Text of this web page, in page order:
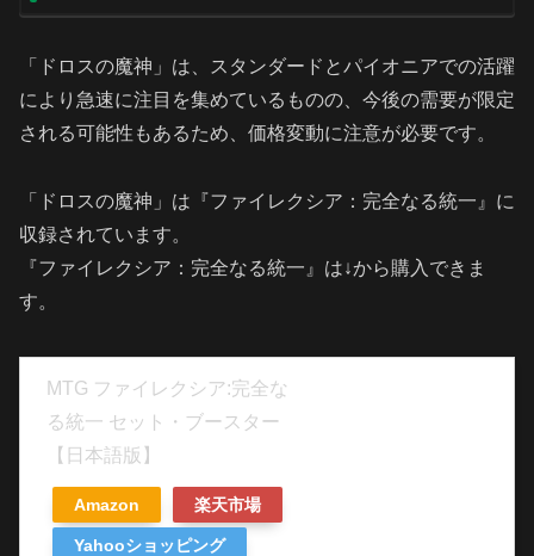
「ドロスの魔神」は、スタンダードとパイオニアでの活躍
により急速に注目を集めているものの、今後の需要が限定
される可能性もあるため、価格変動に注意が必要です。
「ドロスの魔神」は『ファイレクシア：完全なる統一』に
収録されています。
『ファイレクシア：完全なる統一』は↓から購入できま
す。
MTG ファイレクシア:完全な
る統一 セット・ブースター
【日本語版】
Amazon 楽天市場
Yahooショッピング